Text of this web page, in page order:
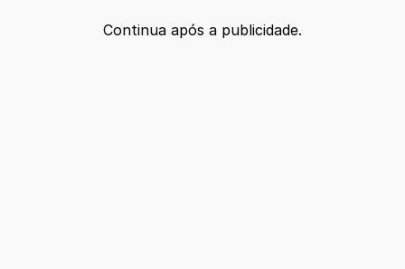
Continua após a publicidade.